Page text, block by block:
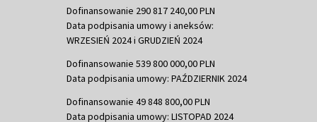
Dofinansowanie 290 817 240,00 PLN
Data podpisania umowy i aneksów:
WRZESIEŃ 2024 i GRUDZIEŃ 2024
Dofinansowanie 539 800 000,00 PLN
Data podpisania umowy: PAŹDZIERNIK 2024
Dofinansowanie 49 848 800,00 PLN
Data podpisania umowy: LISTOPAD 2024